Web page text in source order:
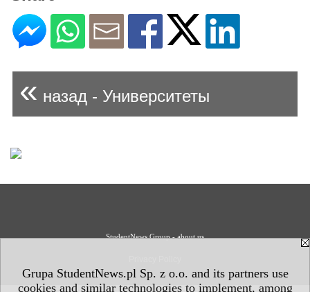
Grupa StudentNews.pl Sp. z o.o. and its partners use
cookies and similar technologies to implement, among
« назад - Университеты
StudentNews Group - about us